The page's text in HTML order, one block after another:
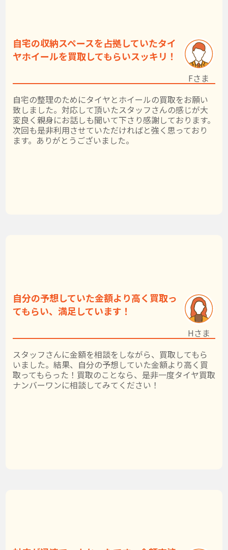
自宅の収納スペースを占拠していたタイ
ヤホイールを買取してもらいスッキリ！
自宅の整理のためにタイヤとホイールの買取をお願い
致しました。対応して頂いたスタッフさんの感じが大
変良く親身にお話しも聞いて下さり感謝しております。
次回も是非利用させていただければと強く思っており
ます。ありがとうございました。
Fさま
自分の予想していた金額より高く買取っ
てもらい、満足しています！
スタッフさんに金額を相談をしながら、買取してもら
いました。結果、自分の予想していた金額より高く買
取ってもらった！買取のことなら、是非一度タイヤ買取
ナンバーワンに相談してみてください！
Hさま